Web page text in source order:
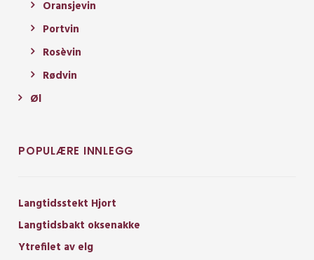
Oransjevin
Portvin
Rosèvin
Rødvin
Øl
POPULÆRE INNLEGG
Langtidsstekt Hjort
Langtidsbakt oksenakke
Ytrefilet av elg